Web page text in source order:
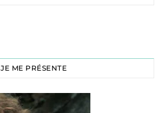
JE ME PRÉSENTE